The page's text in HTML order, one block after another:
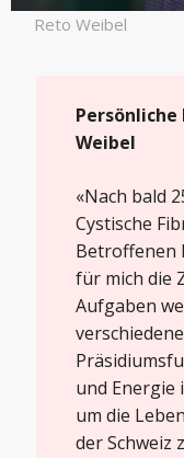
Reto Weibel
Weibel
«Nach bald
Cystische
Betroffenen
für mich die
Aufgaben
und Energie
um die
der Schweiz